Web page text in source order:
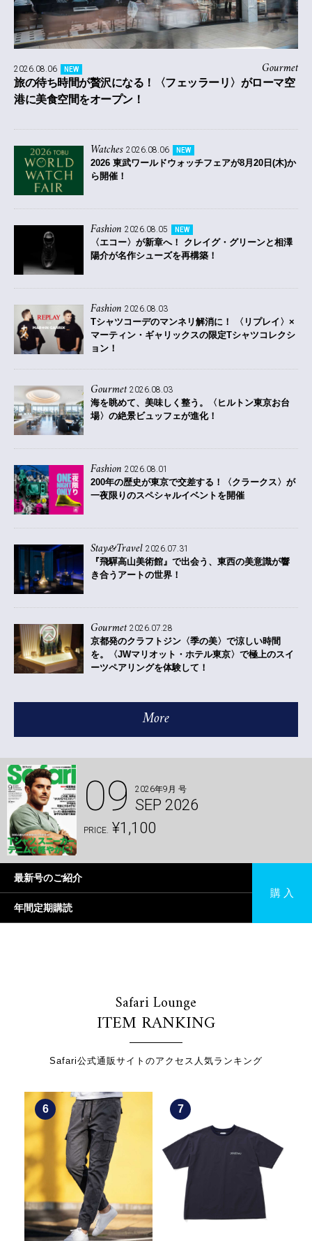
Gourmet
2026.08.06 NEW
旅の待ち時間が贅沢になる！〈フェッラーリ〉がローマ空
港に美食空間をオープン！
Watches 2026.08.06 NEW
2026 東武ワールドウォッチフェアが8月20日(木)か
ら開催！
Fashion 2026.08.05 NEW
〈エコー〉が新章へ！ クレイグ・グリーンと相澤
陽介が名作シューズを再構築！
Fashion 2026.08.03
Tシャツコーデのマンネリ解消に！ 〈リプレイ〉×
マーティン・ギャリックスの限定Tシャツコレクシ
ョン！
Gourmet 2026.08.03
海を眺めて、美味しく整う。〈ヒルトン東京お台
場〉の絶景ビュッフェが進化！
Fashion 2026.08.01
200年の歴史が東京で交差する！〈クラークス〉が
一夜限りのスペシャルイベントを開催
Stay&Travel 2026.07.31
『飛驒高山美術館』で出会う、東西の美意識が響
き合うアートの世界！
Gourmet 2026.07.28
京都発のクラフトジン〈季の美〉で涼しい時間
を。〈JWマリオット・ホテル東京〉で極上のスイ
ーツペアリングを体験して！
More
09 2026年9月 号
SEP 2026
PRICE. ¥1,100
最新号のご紹介
年間定期購読
購 入
Safari Lounge
ITEM RANKING
Safari公式通販サイトのアクセス人気ランキング
7 8